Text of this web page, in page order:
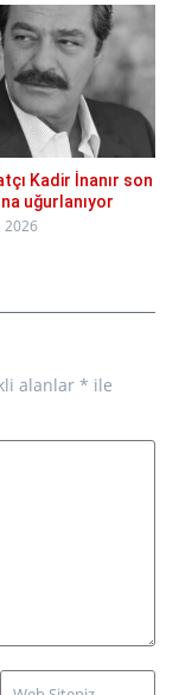
Kadir İnanır son
uğurlanıyor
2026
alanlar * ile